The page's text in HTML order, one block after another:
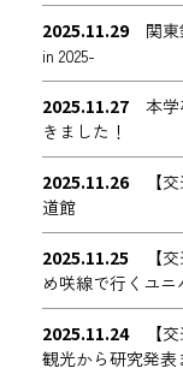
2025.11.29
関
in 2025-
2025.11.27
本
きました！
2025.11.26
【
道館
2025.11.25
【
め咲線で行くユ
2025.11.24
【
観光から研究発表